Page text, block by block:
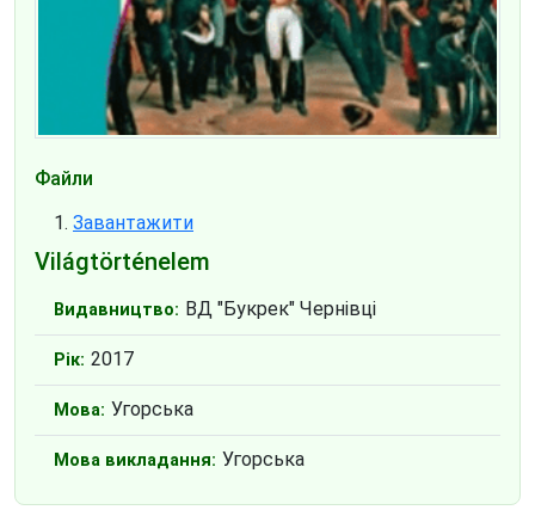
Файли
Завантажити
Világtörténelem
Видавництво: ВД "Букрек" Чернівці
Рік: 2017
Мова: Угорська
Мова викладання: Угорська